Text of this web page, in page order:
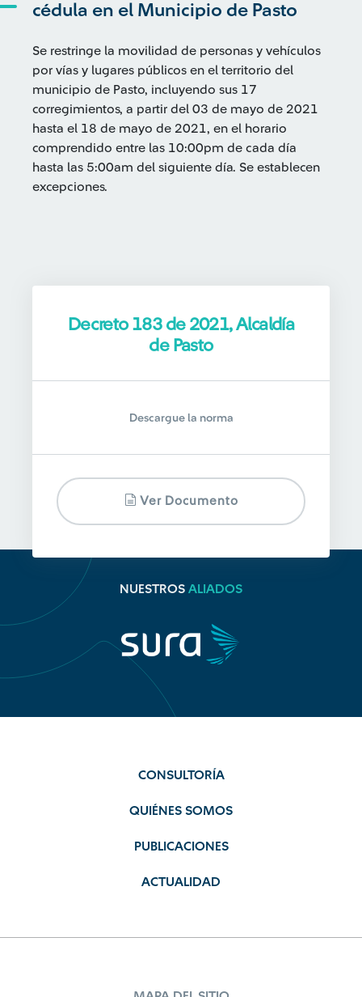
cédula en el Municipio de Pasto
Se restringe la movilidad de personas y vehículos
por vías y lugares públicos en el territorio del
municipio de Pasto, incluyendo sus 17
corregimientos, a partir del 03 de mayo de 2021
hasta el 18 de mayo de 2021, en el horario
comprendido entre las 10:00pm de cada día
hasta las 5:00am del siguiente día. Se establecen
excepciones.
Decreto 183 de 2021, Alcaldía
de Pasto
Descargue la norma
Ver Documento
NUESTROS ALIADOS
CONSULTORÍA
QUIÉNES SOMOS
PUBLICACIONES
ACTUALIDAD